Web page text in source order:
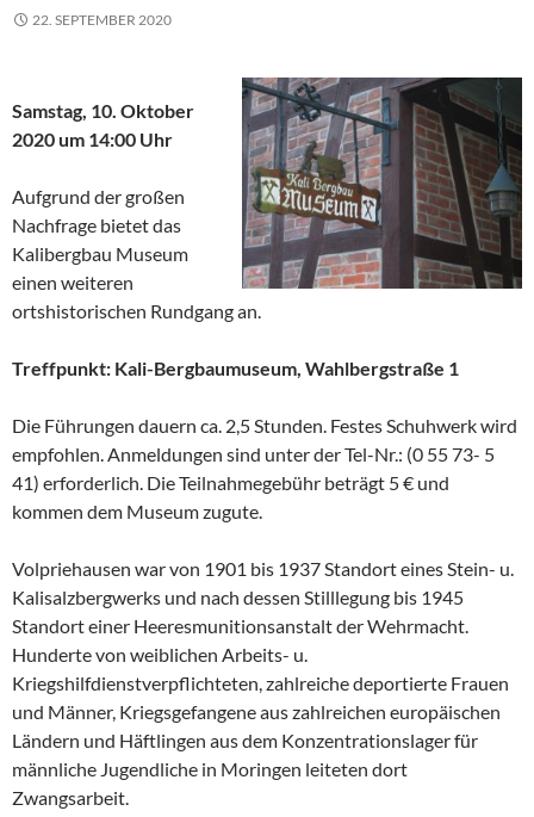
22. SEPTEMBER 2020
Samstag, 10. Oktober
2020 um 14:00 Uhr
Aufgrund der großen
Nachfrage bietet das
Kalibergbau Museum
einen weiteren
ortshistorischen Rundgang an.
Treffpunkt: Kali-Bergbaumuseum, Wahlbergstraße 1
Die Führungen dauern ca. 2,5 Stunden. Festes Schuhwerk wird
empfohlen. Anmeldungen sind unter der Tel-Nr.: (0 55 73- 5
41) erforderlich. Die Teilnahmegebühr beträgt 5 € und
kommen dem Museum zugute.
Volpriehausen war von 1901 bis 1937 Standort eines Stein- u.
Kalisalzbergwerks und nach dessen Stilllegung bis 1945
Standort einer Heeresmunitionsanstalt der Wehrmacht.
Hunderte von weiblichen Arbeits- u.
Kriegshilfdienstverpflichteten, zahlreiche deportierte Frauen
und Männer, Kriegsgefangene aus zahlreichen europäischen
Ländern und Häftlingen aus dem Konzentrationslager für
männliche Jugendliche in Moringen leiteten dort
Zwangsarbeit.